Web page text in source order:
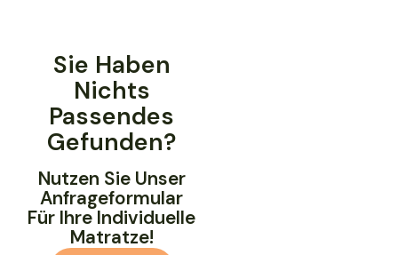
Sie Haben
Nichts
Passendes
Gefunden?
Nutzen Sie Unser
Anfrageformular
Für Ihre Individuelle
Matratze!